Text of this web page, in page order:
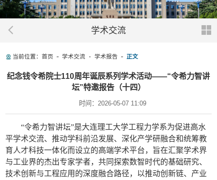
学术交流
当前位置： 首页 学术交流 学术报告 正文
纪念钱令希院士110周年诞辰系列学术活动——“令希力智讲
坛”特邀报告（十四）
时间：2026-05-07 11:09
“令希力智讲坛”是大连理工大学工程力学系为促进高水
平学术交流、推动学科前沿发展、深化产学研融合和统筹教
育人才科技一体化而设立的高端学术平台，旨在汇聚学术界
与工业界的杰出专家学者，共同探索数智时代的基础研究、
技术创新与工程应用的深度融合路径，以推动创新链、产业